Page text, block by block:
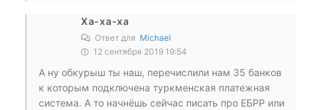
Ха-ха-ха
Ответ для Michael
12 сентября 2019 19:54
А ну обкурыш ты наш, перечислили нам 35 банков
к которым подключена туркменская платежная
система. А то начнёшь сейчас писать про ЕБРР или